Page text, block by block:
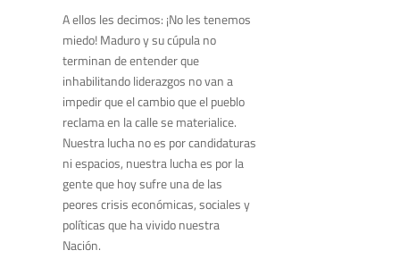
A ellos les decimos: ¡No les tenemos
miedo! Maduro y su cúpula no
terminan de entender que
inhabilitando liderazgos no van a
impedir que el cambio que el pueblo
reclama en la calle se materialice.
Nuestra lucha no es por candidaturas
ni espacios, nuestra lucha es por la
gente que hoy sufre una de las
peores crisis económicas, sociales y
políticas que ha vivido nuestra
Nación.